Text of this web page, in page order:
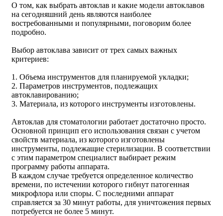
О том, как выбрать автоклав и какие модели автоклавов
на сегодняшний день являются наиболее
востребованными и популярными, поговорим более
подробно.
Выбор автоклава зависит от трех самых важных
критериев:
1. Объема инструментов для планируемой укладки;
2. Параметров инструментов, подлежащих
автоклавированию;
3. Материала, из которого инструменты изготовлены.
Автоклав для стоматологии работает достаточно просто.
Основной принцип его использования связан с учетом
свойств материала, из которого изготовлены
инструменты, подлежащие стерилизации. В соответствии
с этим параметром специалист выбирает режим
программу работы аппарата.
В каждом случае требуется определенное количество
времени, по истечении которого гибнут патогенная
микрофлора или споры. С последними аппарат
справляется за 30 минут работы, для уничтожения первых
потребуется не более 5 минут.